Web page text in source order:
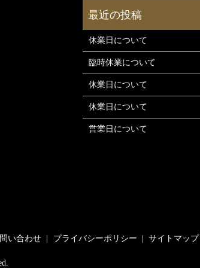
休業日について
臨時休業について
休業日について
休業日について
営業日について
い合わせ プライバシーポリシー サイトマップ